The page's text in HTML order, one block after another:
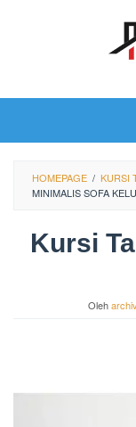
HOMEPAGE / KURSI
MINIMALIS SOFA
Kursi
Oleh